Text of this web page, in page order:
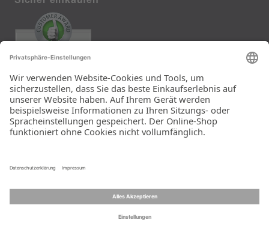
385 reviews from real customers
(last 12 months)
Total: 11283
Die Auswahl und die
Einfachheit der
Bestellung.